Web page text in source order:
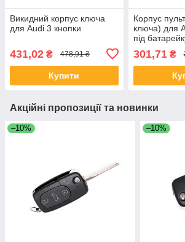
Викидний корпус ключа
для Audi 3 кнопки
431,02 ₴ 478,91 ₴
Купити
Корпус
ключа) для
під
301,71₴
Акційні пропозиції та новинки
–10% –10%